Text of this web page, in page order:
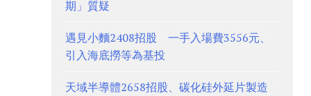
期」質疑
遇見小麵2408招股 一手入場費3556元、
引入海底撈等為基投
天域半導體2658招股、碳化硅外延片製造